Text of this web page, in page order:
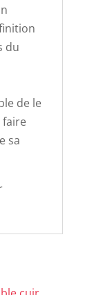
du
de le
faire
sa